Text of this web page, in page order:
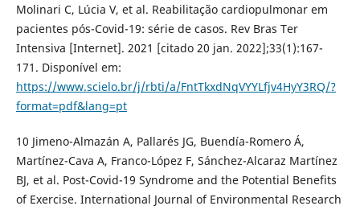
Molinari C, Lúcia V, et al. Reabilitação cardiopulmonar em
pacientes pós-Covid-19: série de casos. Rev Bras Ter
Intensiva [Internet]. 2021 [citado 20 jan. 2022];33(1):167-
171. Disponível em:
https://www.scielo.br/j/rbti/a/FntTkxdNqVYYLfjv4HyY3RQ/?
format=pdf&lang=pt
10 Jimeno-Almazán A, Pallarés JG, Buendía-Romero Á,
Martínez-Cava A, Franco-López F, Sánchez-Alcaraz Martínez
BJ, et al. Post-Covid-19 Syndrome and the Potential Benefits
of Exercise. International Journal of Environmental Research